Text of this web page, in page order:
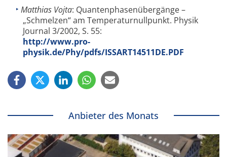
Matthias Vojta: Quantenphasenübergänge –
„Schmelzen“ am Temperaturnullpunkt. Physik
Journal 3/2002, S. 55:
http://www.pro-
physik.de/Phy/pdfs/ISSART14511DE.PDF
Anbieter des Monats